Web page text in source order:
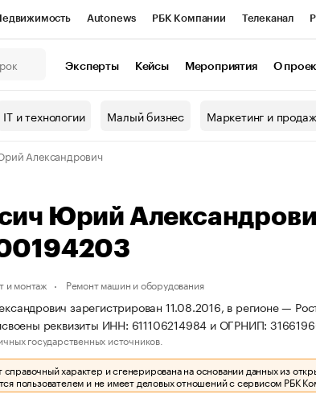
Autonews РБК Компании Телеканал
контрагентов
Эксперты Кейсы Мероприятия О
IT и технологии Малый бизнес Маркетинг и
Александрович
Юрий
и монтаж Ремонт машин и оборудования
зарегистрирован 11.08.2016, в регионе —
реквизиты ИНН: 611106214984 и ОГРНИП:
государственных источников.
характер и сгенерирована на основании данных из
пользователем и не имеет деловых отношений с сервисом РБК